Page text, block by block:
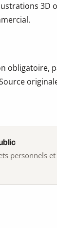
3D
obligatoire,
personnels